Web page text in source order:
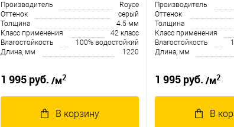
Производитель
Royce
Оттенок
серый
Толщина
4.5 мм
Класс применения
42 класс
Влагостойкость
100% водостойкий
Длина, мм
1220
1 995 руб. /м2
В корзину
Производитель
Оттенок
Толщина
Класс применения
Влагостойкость
Длина, мм
1 995 руб. /м2
В